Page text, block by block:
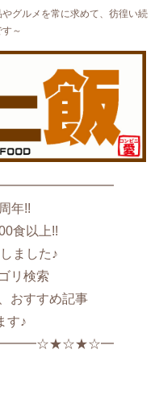
グルメを常に求めて、彷徨い続
～
年!!
食以上!!
ました♪
リ検索
おすすめ記事
す♪